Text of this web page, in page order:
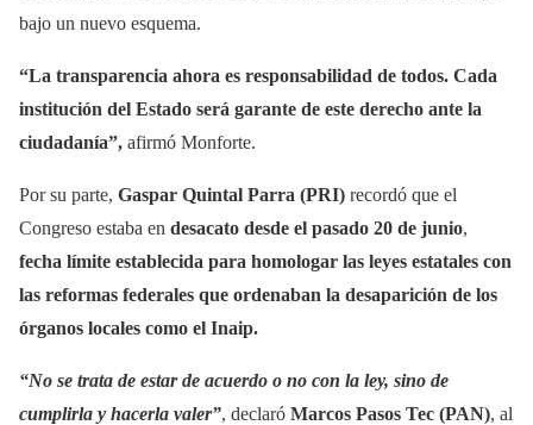
bajo un nuevo esquema.
“La transparencia ahora es responsabilidad de todos. Cada
institución del Estado será garante de este derecho ante la
ciudadanía”, afirmó Monforte.
Por su parte, Gaspar Quintal Parra (PRI) recordó que el
Congreso estaba en desacato desde el pasado 20 de junio,
fecha límite establecida para homologar las leyes estatales con
las reformas federales que ordenaban la desaparición de los
órganos locales como el Inaip.
“No se trata de estar de acuerdo o no con la ley, sino de
cumplirla y hacerla valer”, declaró Marcos Pasos Tec (PAN), al